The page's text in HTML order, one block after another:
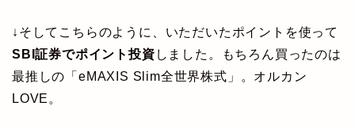
↓そしてこちらのように、いただいたポイントを使って
SBI証券でポイント投資 しました。もちろん買ったのは
最推しの「eMAXIS Slim全世界株式」。オルカン
LOVE。